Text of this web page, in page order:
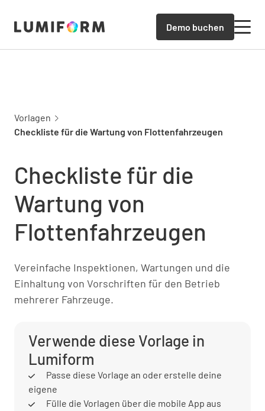
Demo buchen
Vorlagen
Checkliste für die Wartung von Flottenfahrzeugen
Checkliste für die
Wartung von
Flottenfahrzeugen
Vereinfache Inspektionen, Wartungen und die
Einhaltung von Vorschriften für den Betrieb
mehrerer Fahrzeuge.
Verwende diese Vorlage in
Lumiform
Passe diese Vorlage an oder erstelle deine
eigene
Fülle die Vorlagen über die mobile App aus